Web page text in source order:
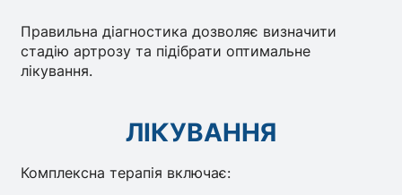
Правильна діагностика дозволяє визначити
стадію артрозу та підібрати оптимальне
лікування.
ЛІКУВАННЯ
Комплексна терапія включає: